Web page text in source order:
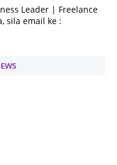
Leader | Freelance
sila email ke :